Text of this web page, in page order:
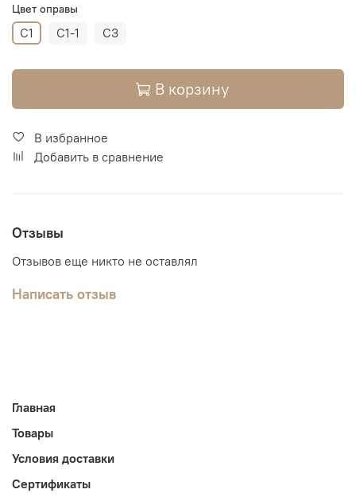
Цвет оправы
C1 C1-1 C3
В корзину
В избранное
Добавить в сравнение
Отзывы
Отзывов еще никто не оставлял
Написать отзыв
Главная
Товары
Условия доставки
Сертификаты